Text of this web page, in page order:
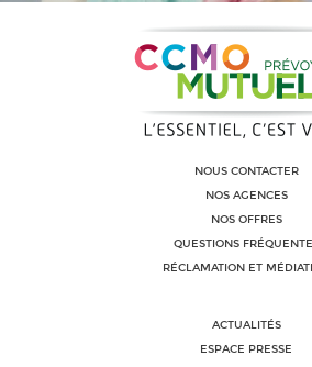
NOUS CONTACTER
NOS AGENCES
NOS OFFRES
QUESTIONS
RÉCLAMATION ET
ACTUALITÉS
ESPACE PRESSE